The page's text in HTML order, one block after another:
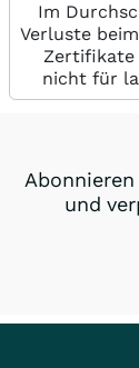
Im
Verluste
Zertifikate
nicht für
und